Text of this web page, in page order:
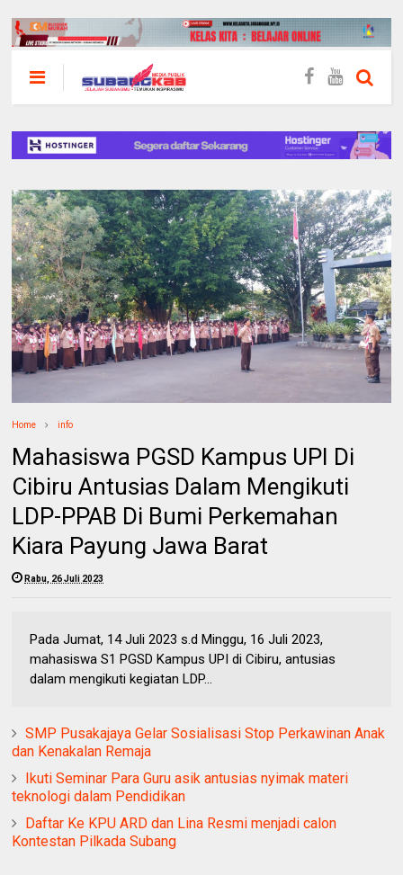
Home info
Mahasiswa PGSD Kampus UPI Di
Cibiru Antusias Dalam Mengikuti
LDP-PPAB Di Bumi Perkemahan
Kiara Payung Jawa Barat
Rabu, 26 Juli 2023
Pada Jumat, 14 Juli 2023 s.d Minggu, 16 Juli 2023,
mahasiswa S1 PGSD Kampus UPI di Cibiru, antusias
dalam mengikuti kegiatan LDP...
SMP Pusakajaya Gelar Sosialisasi Stop Perkawinan Anak
dan Kenakalan Remaja
Ikuti Seminar Para Guru asik antusias nyimak materi
teknologi dalam Pendidikan
Daftar Ke KPU ARD dan Lina Resmi menjadi calon
Kontestan Pilkada Subang